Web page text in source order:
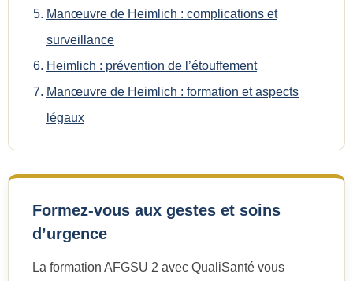
Manœuvre de Heimlich : complications et
surveillance
Heimlich : prévention de l’étouffement
Manœuvre de Heimlich : formation et aspects
légaux
Formez-vous aux gestes et soins
d’urgence
La formation AFGSU 2 avec QualiSanté vous